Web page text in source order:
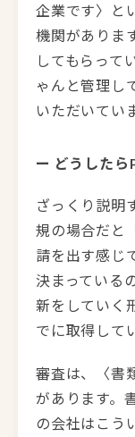
企業です〉と
機関がありま
してもらって
ゃんと管理し
いただいてい
ー どうしたら
ざっくり説明
規の場合だと
請を出す感じ
決まっている
新をしていく
でに取得して
審査は、〈書
があります。
の会社はこう